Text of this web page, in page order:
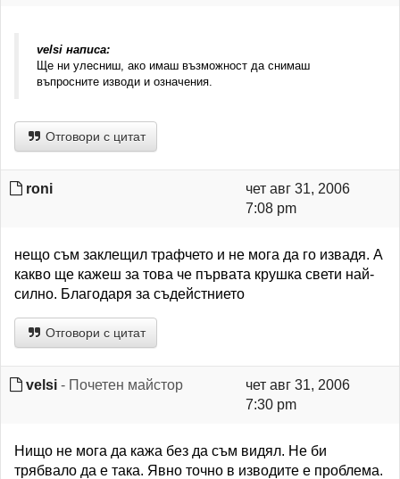
velsi написа:
Ще ни улесниш, ако имаш възможност да снимаш
въпросните изводи и означения.
Отговори с цитат
roni
чет авг 31, 2006
7:08 pm
нещо съм заклещил трафчето и не мога да го извадя. А
какво ще кажеш за това че първата крушка свети най-
силно. Благодаря за съдейстнието
Отговори с цитат
velsi - Почетен майстор
чет авг 31, 2006
7:30 pm
Нищо не мога да кажа без да съм видял. Не би
трябвало да е така. Явно точно в изводите е проблема.